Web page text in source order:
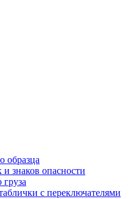
образца
знаков опасности
с переключателями